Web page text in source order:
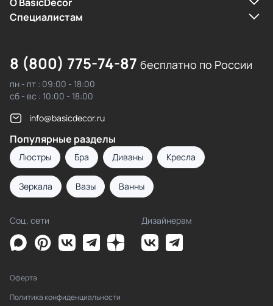
Cпециалистам
8 (800) 775-74-87 бесплатно по России
пн - пт : 09:00 - 18:00
сб - вс : 10:00 - 18:00
info@basicdecor.ru
Популярные разделы
Люстры Бра Диваны Кресла
Зеркала Вазы Ванны
Соц. сети Дизайнерам
Оферта
Политика конфиденциальности